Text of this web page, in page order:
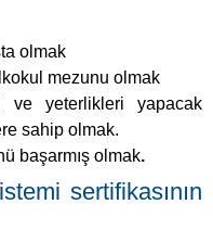
olmak
mezunu olmak
ve yeterlikleri yapacak
sahip olmak.
başarmış olmak.
sertifikasının